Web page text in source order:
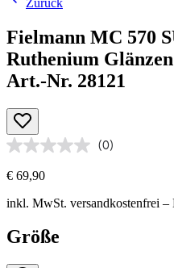
Fielmann MC 570
Ruthenium
Art.-Nr. 28121
(0)
€ 69,90
inkl. MwSt. versandkostenfrei –
Größe